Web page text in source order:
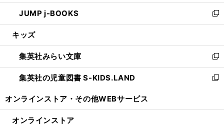
ウ
で
開
ン
ド
ウ
開
く
ウ
ィ
ン
ウ
で
開
く
し
い
ウ
ン
ド
ウ
で
JUMP j-BOOKS
新
し
ウ
ィ
ン
ド
開
キッズ
集英社みらい文庫
新
し
い
ン
集英社の児童図書 S-KIDS.LAND
新
ウ
オンラインストア・ その他WEBサービス
オンラインストア